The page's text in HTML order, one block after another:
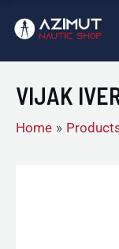
VIJAK
Home
4,0X50